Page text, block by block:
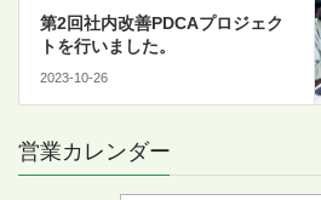
第2回社内改善PDCAプロジェク
トを行いました。
2023-10-26
営業カレンダー